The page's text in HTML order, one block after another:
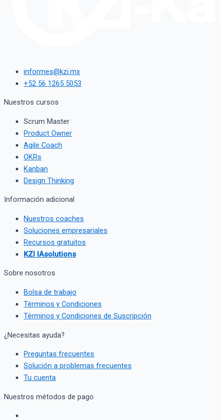
informes@kzi.mx
+52 56 1265 5053
Nuestros cursos
Scrum Master
Product Owner
Agile Coach
OKRs
Kanban
Design Thinking
Información adicional
Nuestros coaches
Soluciones empresariales
Recursos gratuitos
KZI IAsolutions
Sobre nosotros
Bolsa de trabajo
Términos y Condiciones
Términos y Condiciones de Suscripción
¿Necesitas ayuda?
Preguntas frecuentes
Solución a problemas frecuentes
Tu cuenta
Nuestros métodos de pago